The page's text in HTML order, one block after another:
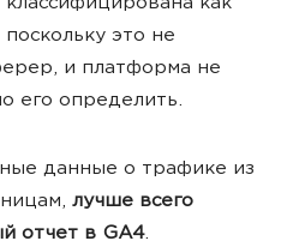
как
это не
и платформа не
его определить.
данные о трафике из
лучше всего
отчет в GA4.